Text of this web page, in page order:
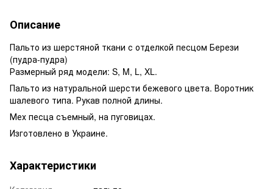
Описание
Пальто из шерстяной ткани с отделкой песцом Берези
(пудра-пудра)
Размерный ряд модели: S, M, L, XL.
Пальто из натуральной шерсти бежевого цвета. Воротник
шалевого типа. Рукав полной длины.
Мех песца съемный, на пуговицах.
Изготовлено в Украине.
Характеристики